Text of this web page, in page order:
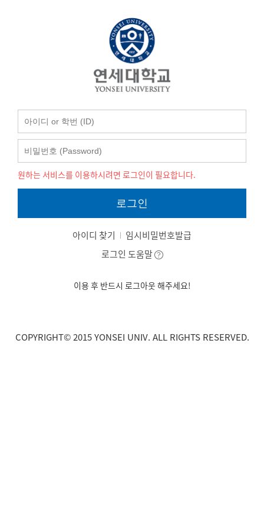
원하는 서비스를 이용하시려면 로그인이 필요합니다.
로그인
아이디 찾기
임시비밀번호발급
로그인 도움말
이용 후 반드시 로그아웃 해주세요!
COPYRIGHT© 2015 YONSEI UNIV. ALL RIGHTS RESERVED.